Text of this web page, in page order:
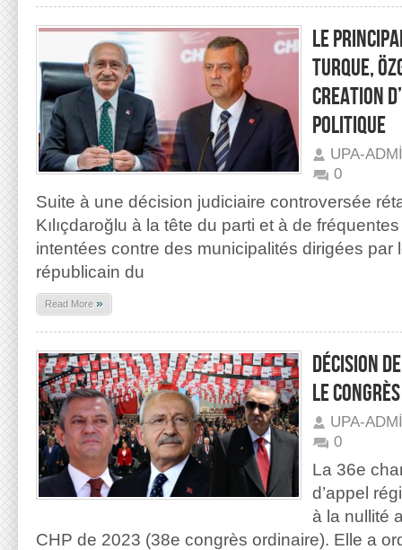
LE
TURQUE,
CREATION
POLITIQUE
UPA-
0
Suite à une décision judiciaire controversée
Kılıçdaroğlu à la tête du parti et à de
intentées contre des municipalités dirigées par
républicain du
Read More »
DÉCISION
LE
UPA-
0
La 36e
d’appel
à la nullité
CHP de 2023 (38e congrès ordinaire). Elle a